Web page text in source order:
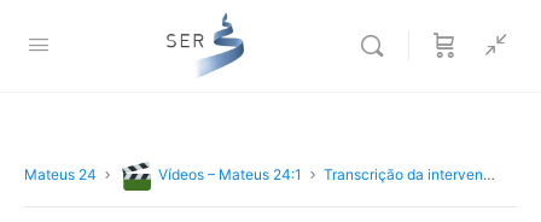
Mateus 24 Vídeos – Mateus 24:1 Transcrição da intervenção do autor 11/07/2021